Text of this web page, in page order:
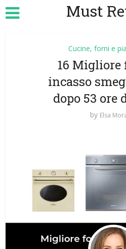
Must
Cucine, forni e
16 Migliore
incasso
dopo 53 ore
by Elsa